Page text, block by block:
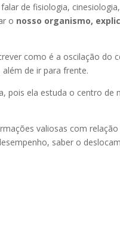
de fisiologia,
o nosso organismo,
como é a oscilação do
de ir para frente.
pois ela estuda o centro de
valiosas com
saber o